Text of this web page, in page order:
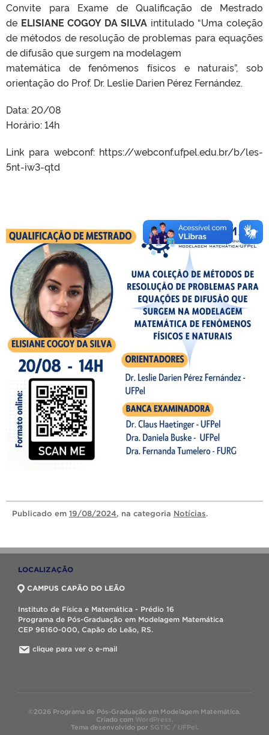
Convite para Exame de Qualificação de Mestrado
de ELISIANE COGOY DA SILVA intitulado “Uma coleção
de métodos de resolução de problemas para equações
de difusão que surgem na modelagem
matemática de fenômenos físicos e naturais”, sob
orientação do Prof. Dr. Leslie Darien Pérez Fernández.
Data: 20/08
Horário: 14h
Link para webconf: https://webconf.ufpel.edu.br/b/les-
5nt-iw3-qtd
Publicado em 19/08/2024, na categoria Notícias.
LOCALIZAÇÃO
CAMPUS CAPÃO DO LEÃO
Instituto de Física e Matemática - Prédio 16
Programa de Pós-Graduação em Modelagem Matemática
CEP 96160-000, Capão do Leão, RS.
clique para ver o e-mail
©2026 Programa de Pós-Graduação em Modelagem Matemática.
Criado com WordPress.
Tema desenvolvido por SGTIC / UFPel.